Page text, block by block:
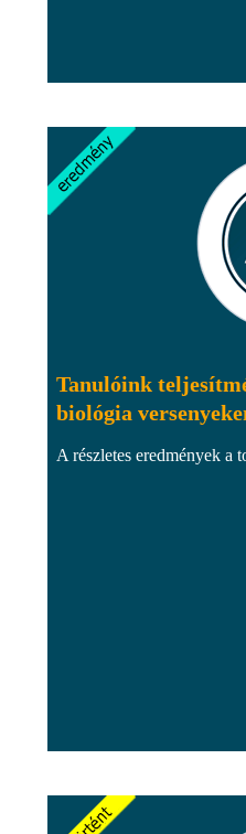
Tanulóink
biológia
A részletes eredmények a